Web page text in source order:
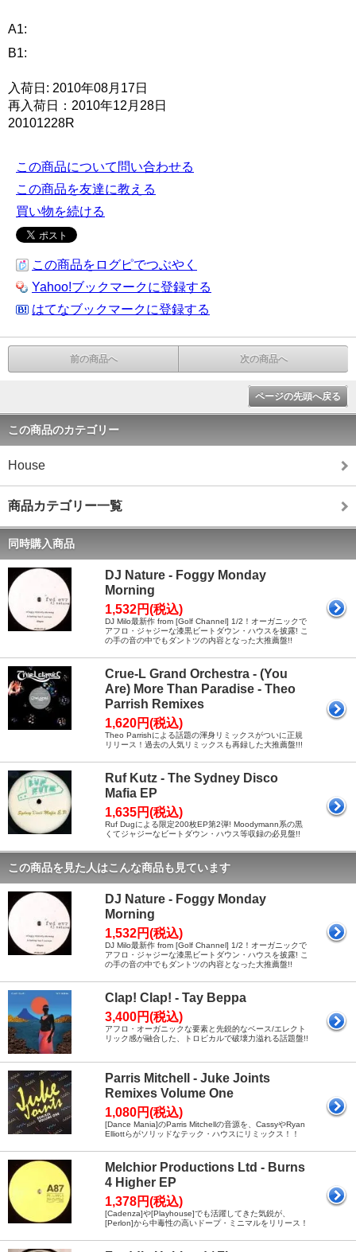
A1:
B1:
入荷日: 2010年08月17日
再入荷日：2010年12月28日
20101228R
この商品について問い合わせる
この商品を友達に教える
買い物を続ける
この商品をログピでつぶやく
Yahoo!ブックマークに登録する
はてなブックマークに登録する
前の商品へ 次の商品へ
ページの先頭へ戻る
この商品のカテゴリー
House
商品カテゴリー一覧
同時購入商品
DJ Nature - Foggy Monday
Morning
1,532円(税込)
DJ Milo最新作 from [Golf Channel] 1/2！オーガニックで
アフロ・ジャジーな漆黒ビートダウン・ハウスを披露! こ
の手の音の中でもダントツの内容となった大推薦盤!!
Crue-L Grand Orchestra - (You
Are) More Than Paradise - Theo
Parrish Remixes
1,620円(税込)
Theo Parrishによる話題の渾身リミックスがついに正規
リリース！過去の人気リミックスも再録した大推薦盤!!!
Ruf Kutz - The Sydney Disco
Mafia EP
1,635円(税込)
Ruf Dugによる限定200枚EP第2弾! Moodymann系の黒
くてジャジーなビートダウン・ハウス等収録の必見盤!!
この商品を見た人はこんな商品も見ています
DJ Nature - Foggy Monday
Morning
1,532円(税込)
DJ Milo最新作 from [Golf Channel] 1/2！オーガニックで
アフロ・ジャジーな漆黒ビートダウン・ハウスを披露! こ
の手の音の中でもダントツの内容となった大推薦盤!!
Clap! Clap! - Tay Beppa
3,400円(税込)
アフロ・オーガニックな要素と先鋭的なベース/エレクト
リック感が融合した、トロピカルで破壊力溢れる話題盤!!
Parris Mitchell - Juke Joints
Remixes Volume One
1,080円(税込)
[Dance Mania]のParris Mitchellの音源を、CassyやRyan
Elliottらがソリッドなテック・ハウスにリミックス！！
Melchior Productions Ltd - Burns
4 Higher EP
1,378円(税込)
[Cadenza]や[Playhouse]でも活躍してきた気鋭が、
[Perlon]から中毒性の高いドープ・ミニマルをリリース！